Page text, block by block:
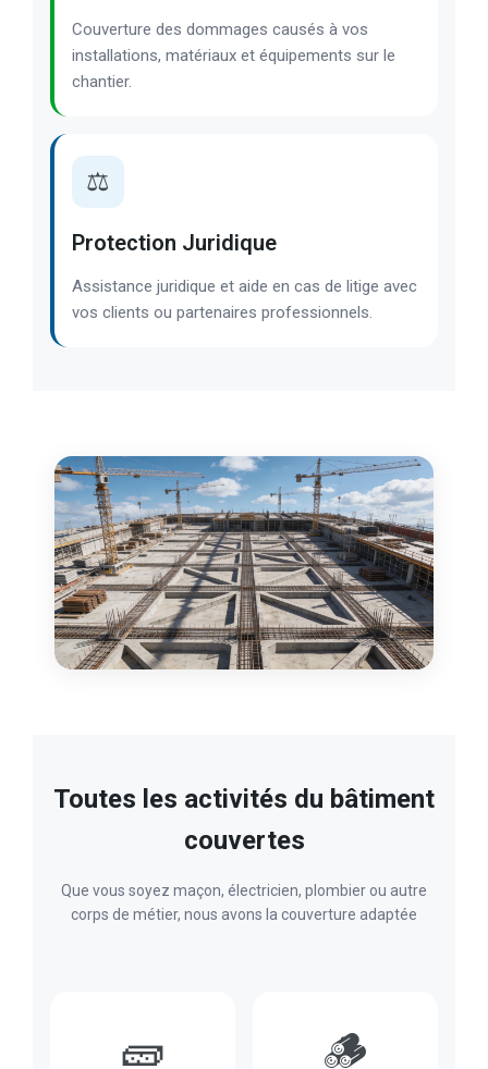
Couverture des dommages causés à vos
installations, matériaux et équipements sur le
chantier.
⚖️
Protection Juridique
Assistance juridique et aide en cas de litige avec
vos clients ou partenaires professionnels.
Toutes les activités du bâtiment
couvertes
Que vous soyez maçon, électricien, plombier ou autre
corps de métier, nous avons la couverture adaptée
🧱 🪵